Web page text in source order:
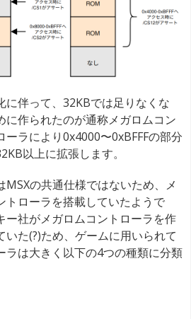
に伴って、32KBでは足りなくな
に作られたのが通称メガロムコン
ーラにより0x4000〜0xBFFFの部分
以上に拡張します。
MSXの共通仕様ではないため、メ
トローラを搭載していたようで
ー社がメガロムコントローラを作
た(?)ため、ゲームに用いられて
ラは大きく以下の4つの種類に分類